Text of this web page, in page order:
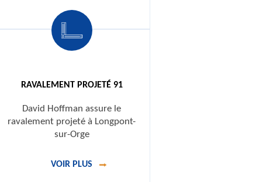
RAVALEMENT PROJETÉ 91
David Hoffman assure le
ravalement projeté à Longpont-
sur-Orge
VOIR PLUS